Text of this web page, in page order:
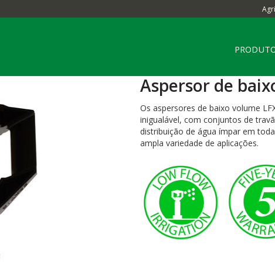
Aspersor de
Os aspersores de baixo volume
inigualável, com conjuntos de
distribuição de água ímpar em
ampla variedade de aplicações.